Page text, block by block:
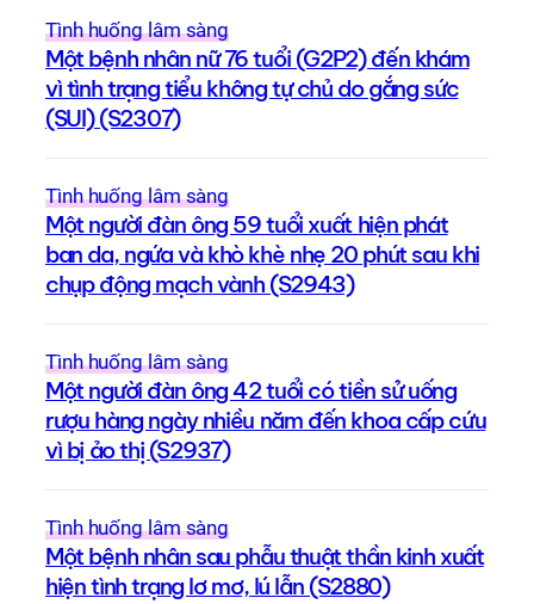
Tình huống lâm sàng
Một bệnh nhân nữ 76 tuổi (G2P2) đến khám
vì tình trạng tiểu không tự chủ do gắng sức
(SUI) (S2307)
Tình huống lâm sàng
Một người đàn ông 59 tuổi xuất hiện phát
ban da, ngứa và khò khè nhẹ 20 phút sau khi
chụp động mạch vành (S2943)
Tình huống lâm sàng
Một người đàn ông 42 tuổi có tiền sử uống
rượu hàng ngày nhiều năm đến khoa cấp cứu
vì bị ảo thị (S2937)
Tình huống lâm sàng
Một bệnh nhân sau phẫu thuật thần kinh xuất
hiện tình trạng lơ mơ, lú lẫn (S2880)